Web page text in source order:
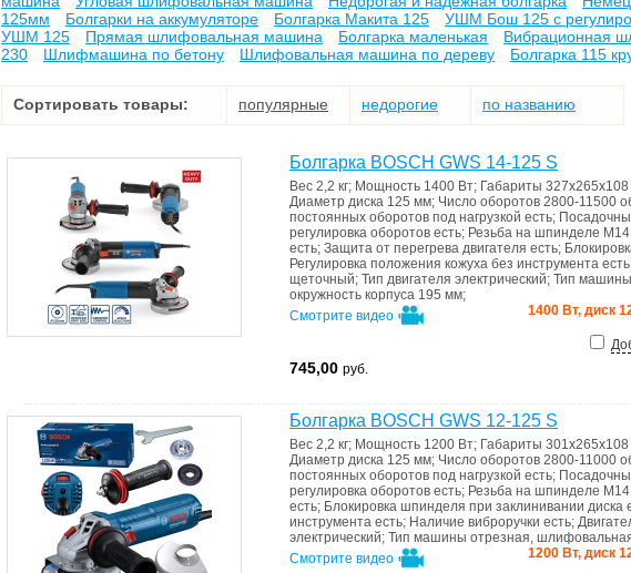
125мм
Болгарки на аккумуляторе Болгарка Макита 125 УШМ Бош 125 с
УШМ 125
Прямая шлифовальная машина Болгарка маленькая Вибрационная
230
Шлифмашина по бетону Шлифовальная машина по дереву Болгарка 115
Сортировать товары: популярные недорогие по названию
Болгарка BOSCH GWS 14-125 S
Вес 2,2 кг; Мощность 1400 Вт; Габариты
Диаметр диска 125 мм; Число оборотов 2800-11500
постоянных оборотов под нагрузкой есть;
регулировка оборотов есть; Резьба на шпинделе М14
есть; Защита от перегрева двигателя есть;
Регулировка положения кожуха без инструмента есть
щеточный; Тип двигателя электрический; Тип машины
окружность корпуса 195 мм;
1400 Вт, диск
Смотрите видео
745,00 руб.
Болгарка BOSCH GWS 12-125 S
Вес 2,2 кг; Мощность 1200 Вт; Габариты
Диаметр диска 125 мм; Число оборотов 2800-11000
постоянных оборотов под нагрузкой есть;
регулировка оборотов есть; Резьба на шпинделе М14
есть; Блокировка шпинделя при заклинивании диска
инструмента есть; Наличие виброручки есть;
электрический; Тип машины отрезная,
1200 Вт, диск
Смотрите видео